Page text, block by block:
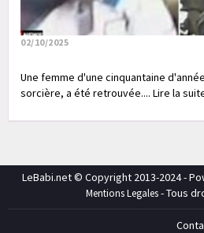
02/10/2025
Une femme d'une cinquantaine
sorcière, a été retrouvée.... Lire la
LeBabi.net © Copyright 2013-2024 -
Mentions Legales- Tous